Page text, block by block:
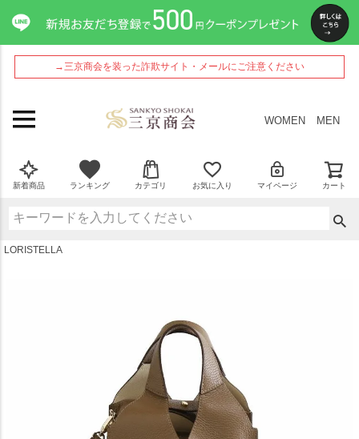
→三京商会を装った詐欺サイト・メールにご注意ください
WOMEN MEN
新着商品 ランキング カテゴリ お気に入り マイページ カート
LORISTELLA
ペー
ジト
ップ
へ